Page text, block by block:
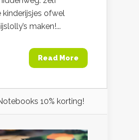
ofwel
maken!...
Read More
10% korting!